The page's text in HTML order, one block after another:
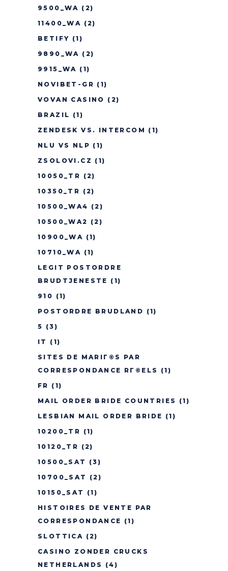
9500_WA (2)
11400_WA (2)
BETIFY (1)
9890_WA (2)
9915_WA (1)
NOVIBET-GR (1)
VOVAN CASINO (2)
BRAZIL (1)
ZENDESK VS. INTERCOM (1)
NLU VS NLP (1)
ZSOLOVI.CZ (1)
10050_TR (2)
10350_TR (2)
10500_WA4 (2)
10500_WA2 (2)
10900_WA (1)
10710_WA (1)
LEGIT POSTORDRE
BRUDTJENESTE (1)
910 (1)
POSTORDRE BRUDLAND (1)
5 (3)
IT
(1)
SITES DE MARIГ©S PAR
CORRESPONDANCE RГ©ELS
(1)
FR (1)
MAIL ORDER BRIDE COUNTRIES
(1)
LESBIAN MAIL ORDER BRIDE (1)
10200_TR (1)
10120_TR (2)
10500_SAT
(3)
10700_SAT
(2)
10150_SAT
(1)
HISTOIRES DE VENTE PAR
CORRESPONDANCE (1)
SLOTTICA (2)
CASINO ZONDER CRUCKS
NETHERLANDS
(4)